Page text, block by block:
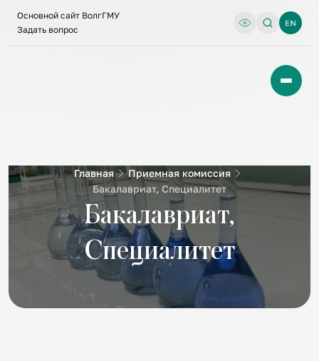
Основной сайт ВолгГМУ
Задать вопрос
Главная
Приемная комиссия
Бакалавриат, Специалитет
Бакалавриат,
Специалитет